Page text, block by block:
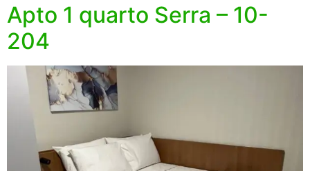
Apto 1 quarto Serra – 10-
204